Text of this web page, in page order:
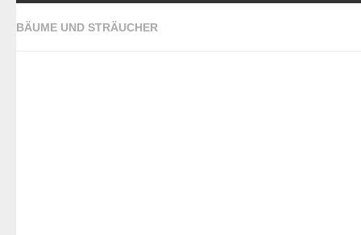
BÄUME UND STRÄUCHER